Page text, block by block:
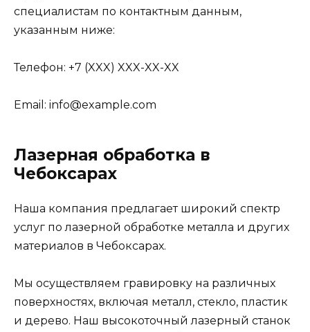
специалистам по контактным данным,
указанным ниже:
Телефон: +7 (XXX) XXX-XX-XX
Email: info@example.com
Лазерная обработка в
Чебоксарах
Наша компания предлагает широкий спектр
услуг по лазерной обработке металла и других
материалов в Чебоксарах.
Мы осуществляем гравировку на различных
поверхностях, включая металл, стекло, пластик
и дерево. Наш высокоточный лазерный станок